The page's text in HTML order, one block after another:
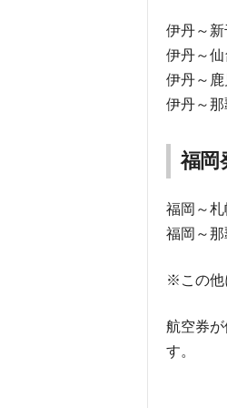
伊丹～
伊丹～
伊丹～
伊丹～
福岡
福岡～
福岡～
※この他
航空券
す。